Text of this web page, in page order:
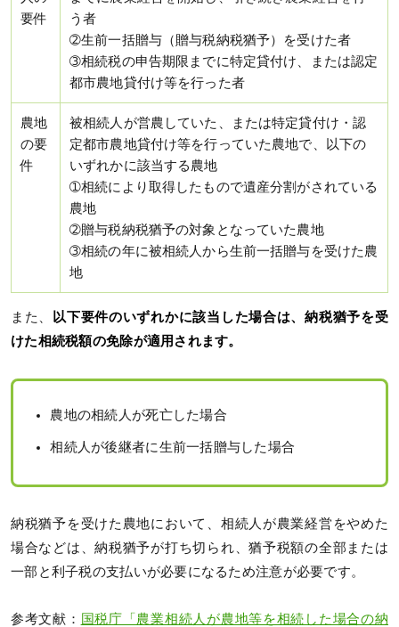
要件
う者
➁生前一括贈与（贈与税納税猶予）を受けた者
➂相続税の申告期限までに特定貸付け、または認定
都市農地貸付け等を行った者
農地
の要
件
被相続人が営農していた、または特定貸付け・認
定都市農地貸付け等を行っていた農地で、以下の
いずれかに該当する農地
➀相続により取得したもので遺産分割がされている
農地
➁贈与税納税猶予の対象となっていた農地
➂相続の年に被相続人から生前一括贈与を受けた農
地
また、
以下要件のいずれかに該当した場合は、納税猶予を受
けた相続税額の免除が適用されます。
農地の相続人が死亡した場合
相続人が後継者に生前一括贈与した場合
納税猶予を受けた農地において、相続人が農業経営をやめた
場合などは、納税猶予が打ち切られ、猶予税額の全部または
一部と利子税の支払いが必要になるため注意が必要です。
参考文献：
国税庁「農業相続人が農地等を相続した場合の納